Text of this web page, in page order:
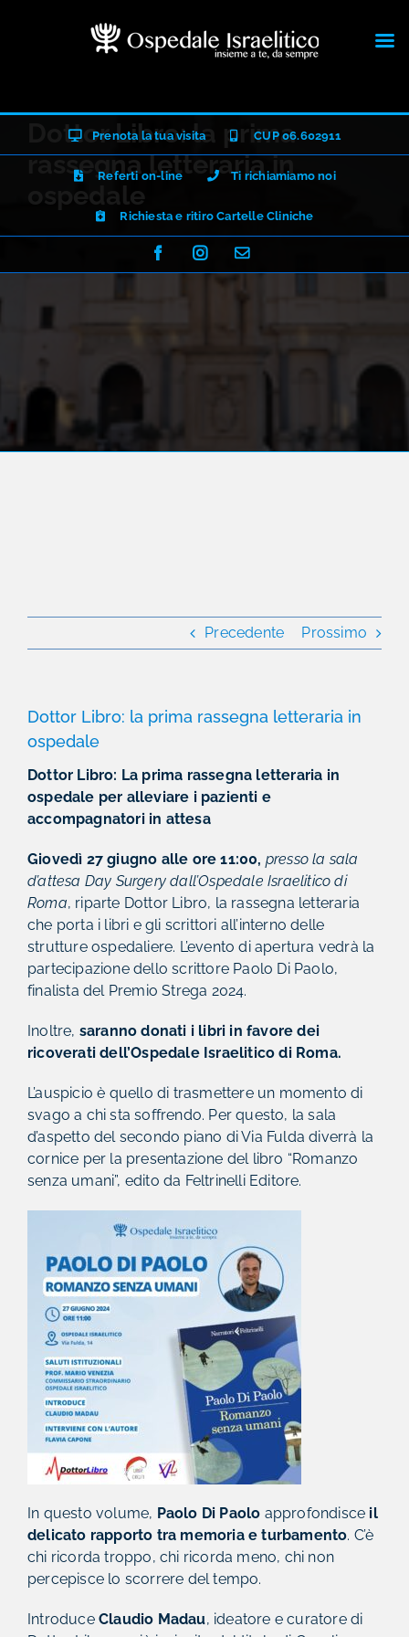
Prenota la tua visita CUP 06.602911
Referti on-line Ti richiamiamo noi
Richiesta e ritiro Cartelle Cliniche
FacebookInstagramEmail
Dottor Libro: la prima
rassegna letteraria in
ospedale
Precedente Prossimo
Dottor Libro: la prima rassegna letteraria in
ospedale
Dottor Libro: La prima rassegna letteraria in
ospedale per alleviare i pazienti e
accompagnatori in attesa
Giovedì 27 giugno alle ore 11:00, presso la sala
d’attesa Day Surgery dall’Ospedale Israelitico di
Roma, riparte Dottor Libro, la rassegna letteraria
che porta i libri e gli scrittori all’interno delle
strutture ospedaliere. L’evento di apertura vedrà la
partecipazione dello scrittore Paolo Di Paolo,
finalista del Premio Strega 2024.
Inoltre, saranno donati i libri in favore dei
ricoverati dell’Ospedale Israelitico di Roma.
L’auspicio è quello di trasmettere un momento di
svago a chi sta soffrendo. Per questo, la sala
d’aspetto del secondo piano di Via Fulda diverrà la
cornice per la presentazione del libro “Romanzo
senza umani”, edito da Feltrinelli Editore.
In questo volume, Paolo Di Paolo approfondisce il
delicato rapporto tra memoria e turbamento. C’è
chi ricorda troppo, chi ricorda meno, chi non
percepisce lo scorrere del tempo.
Introduce Claudio Madau, ideatore e curatore di